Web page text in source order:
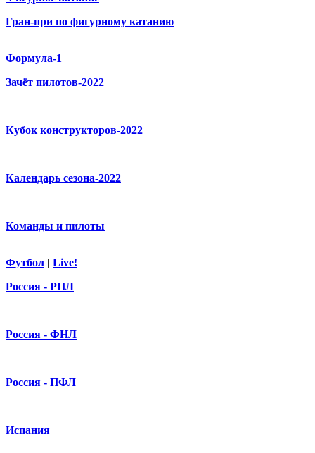
Гран-при по фигурному катанию
Формула-1
Зачёт пилотов-2022
Кубок конструкторов-2022
Календарь сезона-2022
Команды и пилоты
Футбол | Live!
Россия - РПЛ
Россия - ФНЛ
Россия - ПФЛ
Испания